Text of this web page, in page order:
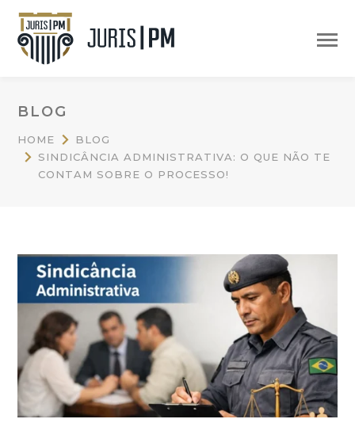
BLOG
HOME
BLOG
SINDICÂNCIA ADMINISTRATIVA: O QUE NÃO TE
CONTAM SOBRE O PROCESSO!